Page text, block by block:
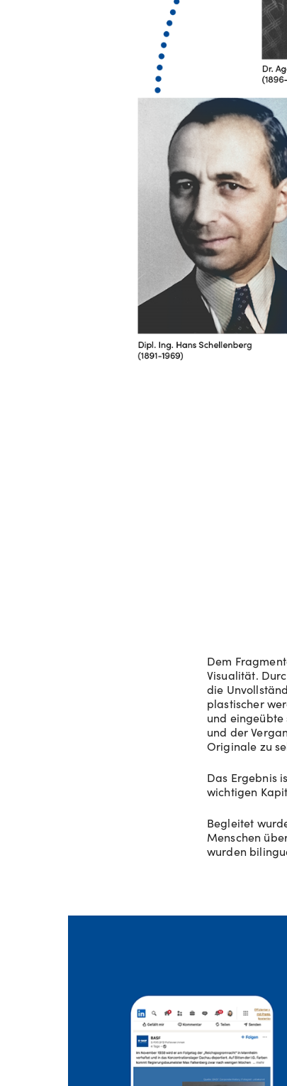
Dem
Visualität.
die
plastischer
und
und der
Originale zu
Das Ergebnis
wichtigen
Begleitet
Menschen
wurden